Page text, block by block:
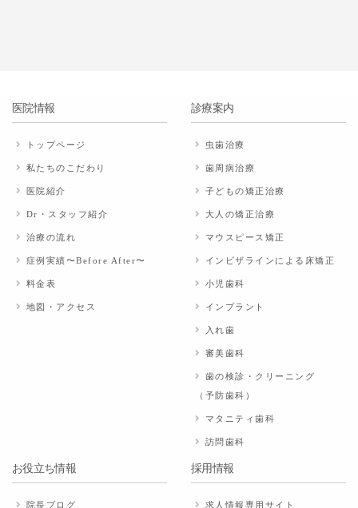
医院情報
トップページ
私たちのこだわり
医院紹介
Dr・スタッフ紹介
治療の流れ
症例実績〜Before After〜
料金表
地図・アクセス
診療案内
虫歯治療
歯周病治療
子どもの矯正治療
大人の矯正治療
マウスピース矯正
インビザラインによる床矯正
小児歯科
インプラント
入れ歯
審美歯科
歯の検診・クリーニング
（予防歯科）
マタニティ歯科
訪問歯科
お役立ち情報
院長ブログ
採用情報
求人情報専用サイト